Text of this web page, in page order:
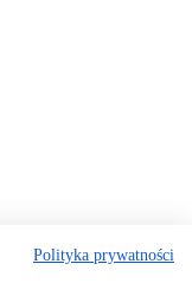
Polityka prywatności